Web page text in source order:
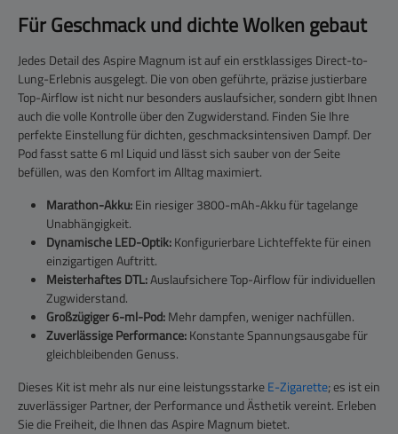
Für Geschmack und dichte Wolken gebaut
Jedes Detail des Aspire Magnum ist auf ein erstklassiges Direct-to-
Lung-Erlebnis ausgelegt. Die von oben geführte, präzise justierbare
Top-Airflow ist nicht nur besonders auslaufsicher, sondern gibt Ihnen
auch die volle Kontrolle über den Zugwiderstand. Finden Sie Ihre
perfekte Einstellung für dichten, geschmacksintensiven Dampf. Der
Pod fasst satte 6 ml Liquid und lässt sich sauber von der Seite
befüllen, was den Komfort im Alltag maximiert.
Marathon-Akku:Ein riesiger 3800-mAh-Akku für tagelange
Unabhängigkeit.
Dynamische LED-Optik:Konfigurierbare Lichteffekte für einen
einzigartigen Auftritt.
Meisterhaftes DTL:Auslaufsichere Top-Airflow für individuellen
Zugwiderstand.
Großzügiger 6-ml-Pod:Mehr dampfen, weniger nachfüllen.
Zuverlässige Performance:Konstante Spannungsausgabe für
gleichbleibenden Genuss.
Dieses Kit ist mehr als nur eine leistungsstarkeE-Zigarette; es ist ein
zuverlässiger Partner, der Performance und Ästhetik vereint. Erleben
Sie die Freiheit, die Ihnen das Aspire Magnum bietet.